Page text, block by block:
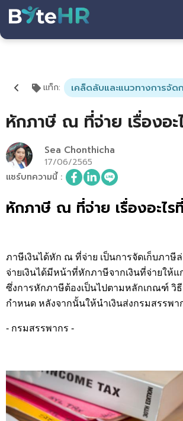
แท็ก: เคล็ดลับและแนวทางการจัด
หักภาษี ณ ที่จ่าย เรื่องอะ
Sea Chonthicha
17/06/2565
แชร์บทความนี้:
หักภาษี ณ ที่จ่าย เรื่องอะไร
ภาษีเงินได้หัก ณ ที่จ่าย เป็นการจัดเก็บภาษี
จ่ายเงินได้มีหน้าที่หักภาษีจากเงินที่จ่ายให้
ซึ่งการหักภาษีต้องเป็นไปตามหลักเกณฑ์ วิธี
กำหนด หลังจากนั้นให้นำเงินส่งกรมสรรพา
- กรมสรรพากร -